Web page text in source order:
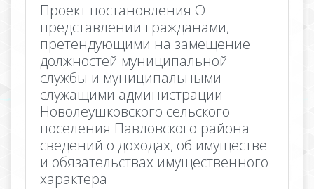
Проект постановления О
представлении гражданами,
претендующими на замещение
должностей муниципальной
службы и муниципальными
служащими администрации
Новолеушковского сельского
поселения Павловского района
сведений о доходах, об имуществе
и обязательствах имущественного
характера